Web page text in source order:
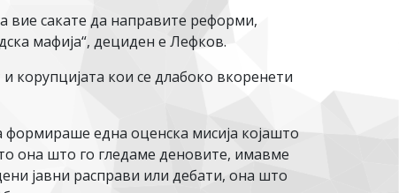
вие сакате да направите реформи,
мафија“, дециден е Лефков.
корупцијата кои се длабоко вкоренети
формираше една оценска мисија којашто
она што го гледаме деновите, имавме
јавни расправи или дебати, она што